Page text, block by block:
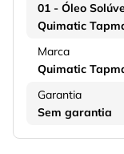
01 - Óleo
Quimatic
Marca
Quimatic
Garantia
Sem garantia